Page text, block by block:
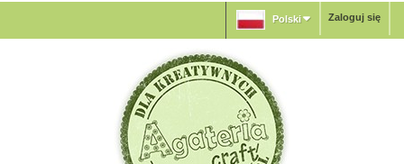
Zaloguj się
Polski